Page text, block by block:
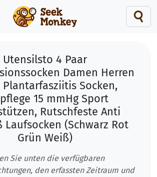
Utensilsto 4 Paar
Damen Herren
Plantarfasziitis Socken,
15 mmHg Sport
Rutschfeste Anti
Laufsocken (Schwarz Rot
Grün Weiß)
Sie unten die verfügbaren
den erfassten Zeitraum und